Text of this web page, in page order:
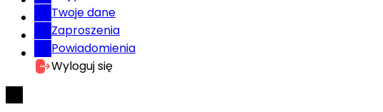
Twoje dane
Zaproszenia
Powiadomienia
Wyloguj się